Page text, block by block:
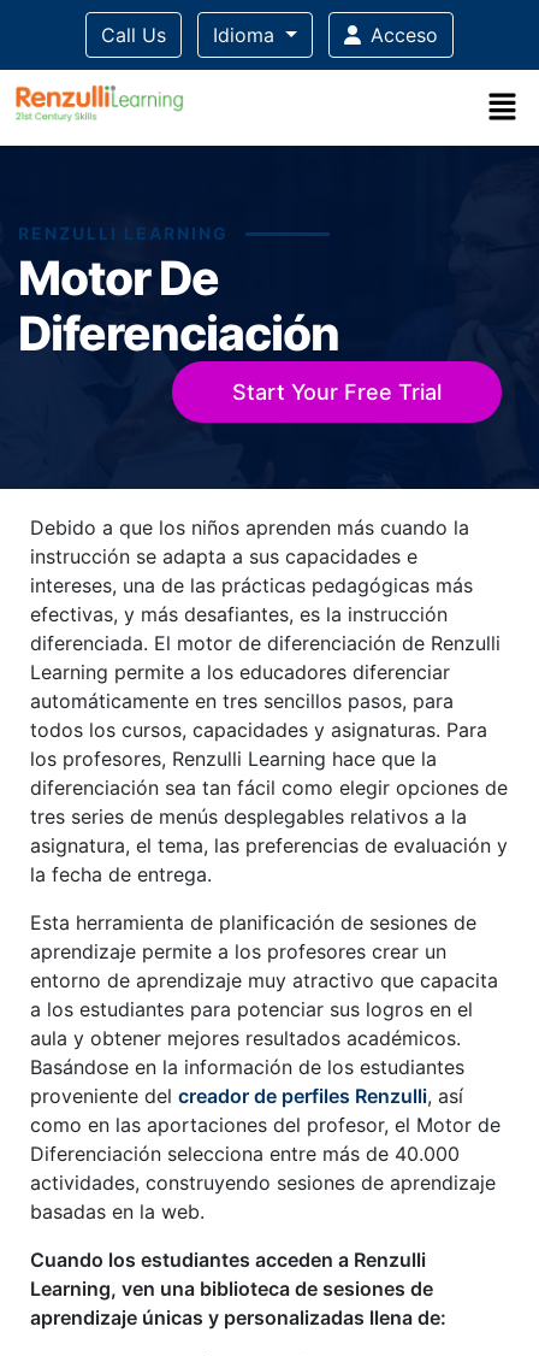
Call Us Idioma Acceso
RENZULLI LEARNING
Motor De
Diferenciación
Start Your Free Trial
Title-
Title-
Debido a que los niños aprenden más cuando la
instrucción se adapta a sus capacidades e
intereses, una de las prácticas pedagógicas más
efectivas, y más desafiantes, es la instrucción
diferenciada. El motor de diferenciación de Renzulli
Learning permite a los educadores diferenciar
automáticamente en tres sencillos pasos, para
todos los cursos, capacidades y asignaturas. Para
los profesores, Renzulli Learning hace que la
diferenciación sea tan fácil como elegir opciones de
tres series de menús desplegables relativos a la
asignatura, el tema, las preferencias de evaluación y
la fecha de entrega.
Esta herramienta de planificación de sesiones de
aprendizaje permite a los profesores crear un
entorno de aprendizaje muy atractivo que capacita
a los estudiantes para potenciar sus logros en el
aula y obtener mejores resultados académicos.
Basándose en la información de los estudiantes
proveniente del creador de perfiles Renzulli, así
como en las aportaciones del profesor, el Motor de
Diferenciación selecciona entre más de 40.000
actividades, construyendo sesiones de aprendizaje
basadas en la web.
Cuando los estudiantes acceden a Renzulli
Learning, ven una biblioteca de sesiones de
aprendizaje únicas y personalizadas llena de: